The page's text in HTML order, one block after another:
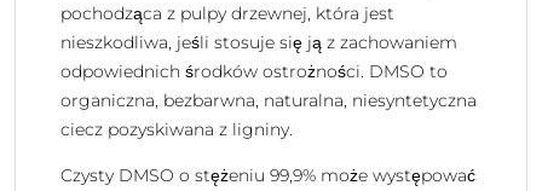
pochodząca z pulpy drzewnej, która jest
nieszkodliwa, jeśli stosuje się ją z zachowaniem
odpowiednich środków ostrożności. DMSO to
organiczna, bezbarwna, naturalna, niesyntetyczna
ciecz pozyskiwana z ligniny.
Czysty DMSO o stężeniu 99,9% może występować